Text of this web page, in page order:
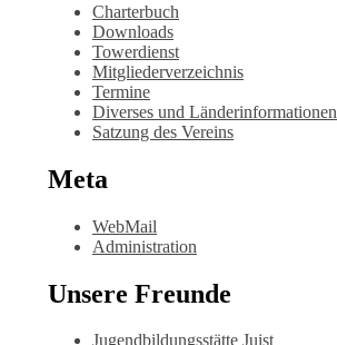
Charterbuch
Downloads
Towerdienst
Mitgliederverzeichnis
Termine
Diverses und Länderinformationen
Satzung des Vereins
Meta
WebMail
Administration
Unsere Freunde
Jugendbildungsstätte Juist